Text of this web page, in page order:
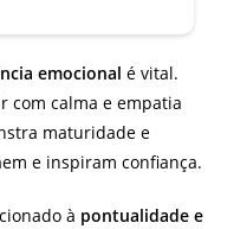
emocional é vital.
com calma e empatia
maturidade e
e inspiram confiança.
à pontualidade e